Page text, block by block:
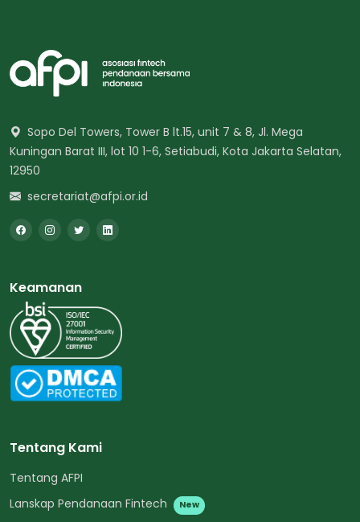
Sopo Del Towers, Tower B lt.15, unit 7 & 8, Jl. Mega
Kuningan Barat III, lot 10 1-6, Setiabudi, Kota Jakarta Selatan,
12950
secretariat@afpi.or.id
Keamanan
Tentang Kami
Tentang AFPI
Lanskap Pendanaan Fintech
New